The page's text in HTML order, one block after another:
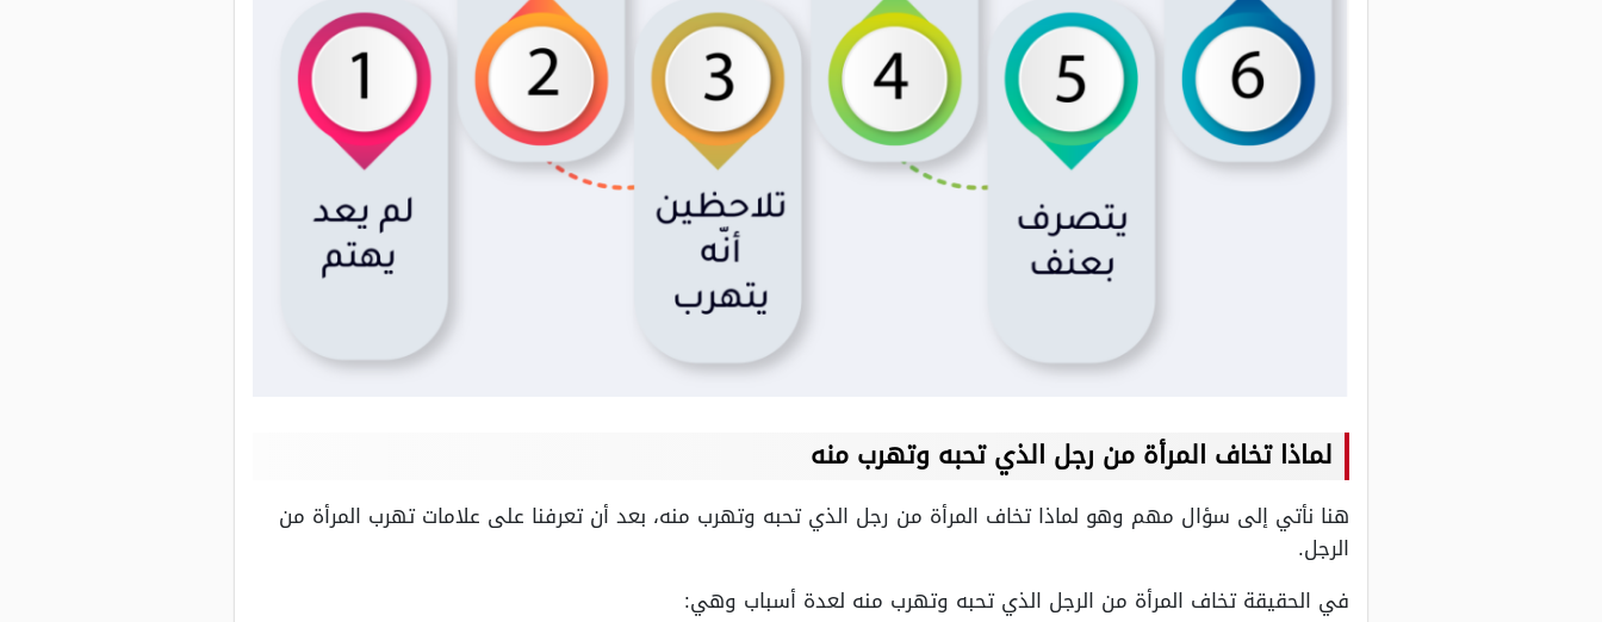
لماذا تخاف المرأة من رجل الذي تحبه وتهرب منه
هنا نأتي إلى سؤال مهم وهو لماذا تخاف المرأة من رجل الذي تحبه وتهرب منه، بعد أن تعرفنا على علامات تهرب المرأة من
الرجل.
في الحقيقة تخاف المرأة من الرجل الذي تحبه وتهرب منه لعدة أسباب وهي: